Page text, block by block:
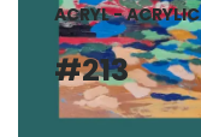
ACRYL - ACRYLIC
#213